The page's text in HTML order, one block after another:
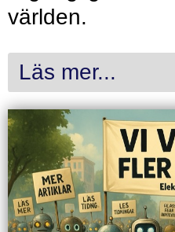
världen.
Läs mer...